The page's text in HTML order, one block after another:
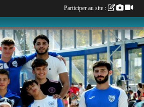
Participer au site :